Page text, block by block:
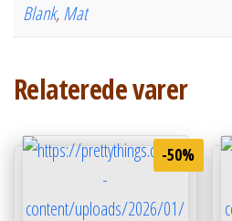
Blank,Mat
Relaterede varer
-50%